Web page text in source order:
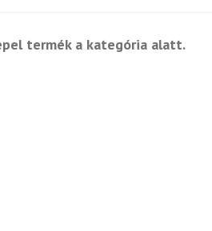
termék a kategória alatt.